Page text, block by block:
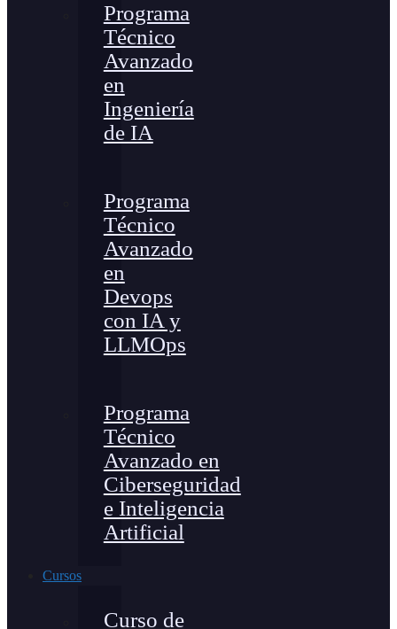
Programa
Técnico
Avanzado
en
Ingeniería
de IA
Programa
Técnico
Avanzado
en
Devops
con IA y
LLMOps
Programa
Técnico
Avanzado en
Ciberseguridad
e Inteligencia
Artificial
Cursos
Curso de